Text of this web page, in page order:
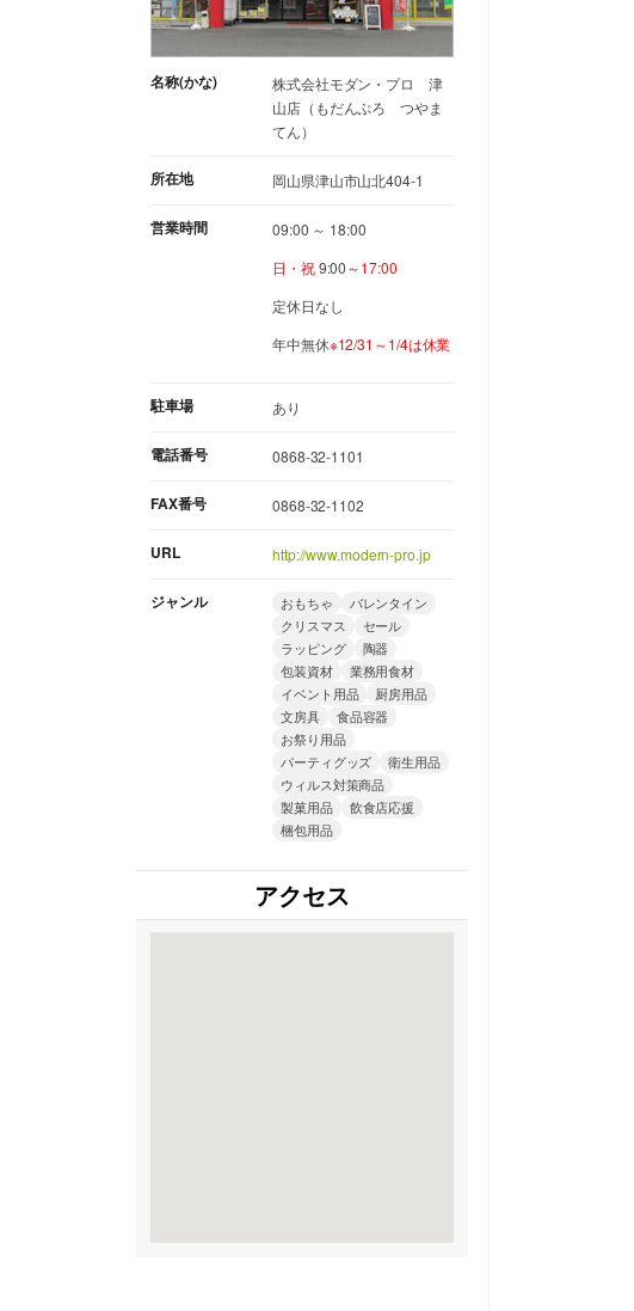
名称(かな)
株式会社モダン・プロ 津
山店（もだんぷろ つやま
てん）
所在地 岡山県津山市山北404-1
営業時間
09:00 ～ 18:00
日・祝9:00～17:00
定休日なし
年中無休※12/31～1/4は休業
駐車場 あり
電話番号 0868-32-1101
FAX番号 0868-32-1102
URL http://www.modern-pro.jp
ジャンル おもちゃ
バレンタイン
クリスマス
セール
ラッピング
陶器
包装資材
業務用食材
イベント用品
厨房用品
文房具
食品容器
お祭り用品
パーティグッズ
衛生用品
ウィルス対策商品
製菓用品
飲食店応援
梱包用品
アクセス